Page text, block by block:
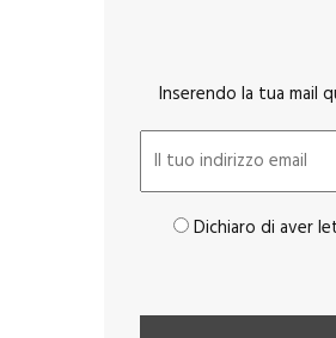
Inserendo la tua mail
Dichiaro di aver